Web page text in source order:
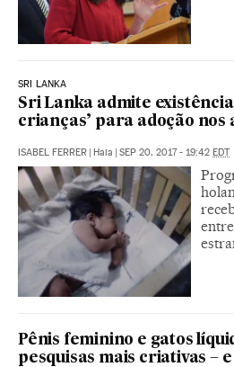
SRI LANKA
Sri Lanka admite existência
crianças’ para adoção nos
ISABEL FERRER | Haia | SEP 20, 2017 - 19:42 EDT
Pênis feminino e gatos
pesquisas mais criativas –